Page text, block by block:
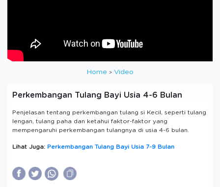
Home Video
Perkembangan Tulang Bayi Usia 4-6 Bulan
Penjelasan tentang perkembangan tulang si Kecil, seperti tulang
lengan, tulang paha dan ketahui faktor-faktor yang
mempengaruhi perkembangan tulangnya di usia 4-6 bulan.
Lihat Juga: Perkembangan Tulang Bayi Usia 7-9 Bulan